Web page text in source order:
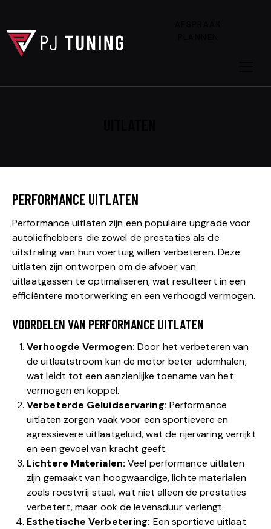
PERFORMANCE UITLATEN
Performance uitlaten zijn een populaire upgrade voor
autoliefhebbers die zowel de prestaties als de
uitstraling van hun voertuig willen verbeteren. Deze
uitlaten zijn ontworpen om de afvoer van
uitlaatgassen te optimaliseren, wat resulteert in een
efficiëntere motorwerking en een verhoogd vermogen.
VOORDELEN VAN PERFORMANCE UITLATEN
Verhoogde Vermogen: Door het verbeteren van
de uitlaatstroom kan de motor beter ademhalen,
wat leidt tot een aanzienlijke toename van het
vermogen en koppel.
Verbeterde Geluidservaring: Performance
uitlaten zorgen vaak voor een sportievere en
agressievere uitlaatgeluid, wat de rijervaring verrijkt
en een gevoel van kracht geeft.
Lichtere Materialen:Veel performance uitlaten
zijn gemaakt van hoogwaardige, lichte materialen
zoals roestvrij staal, wat niet alleen de prestaties
verbetert, maar ook de levensduur verlengt.
Esthetische Verbetering: Een sportieve uitlaat